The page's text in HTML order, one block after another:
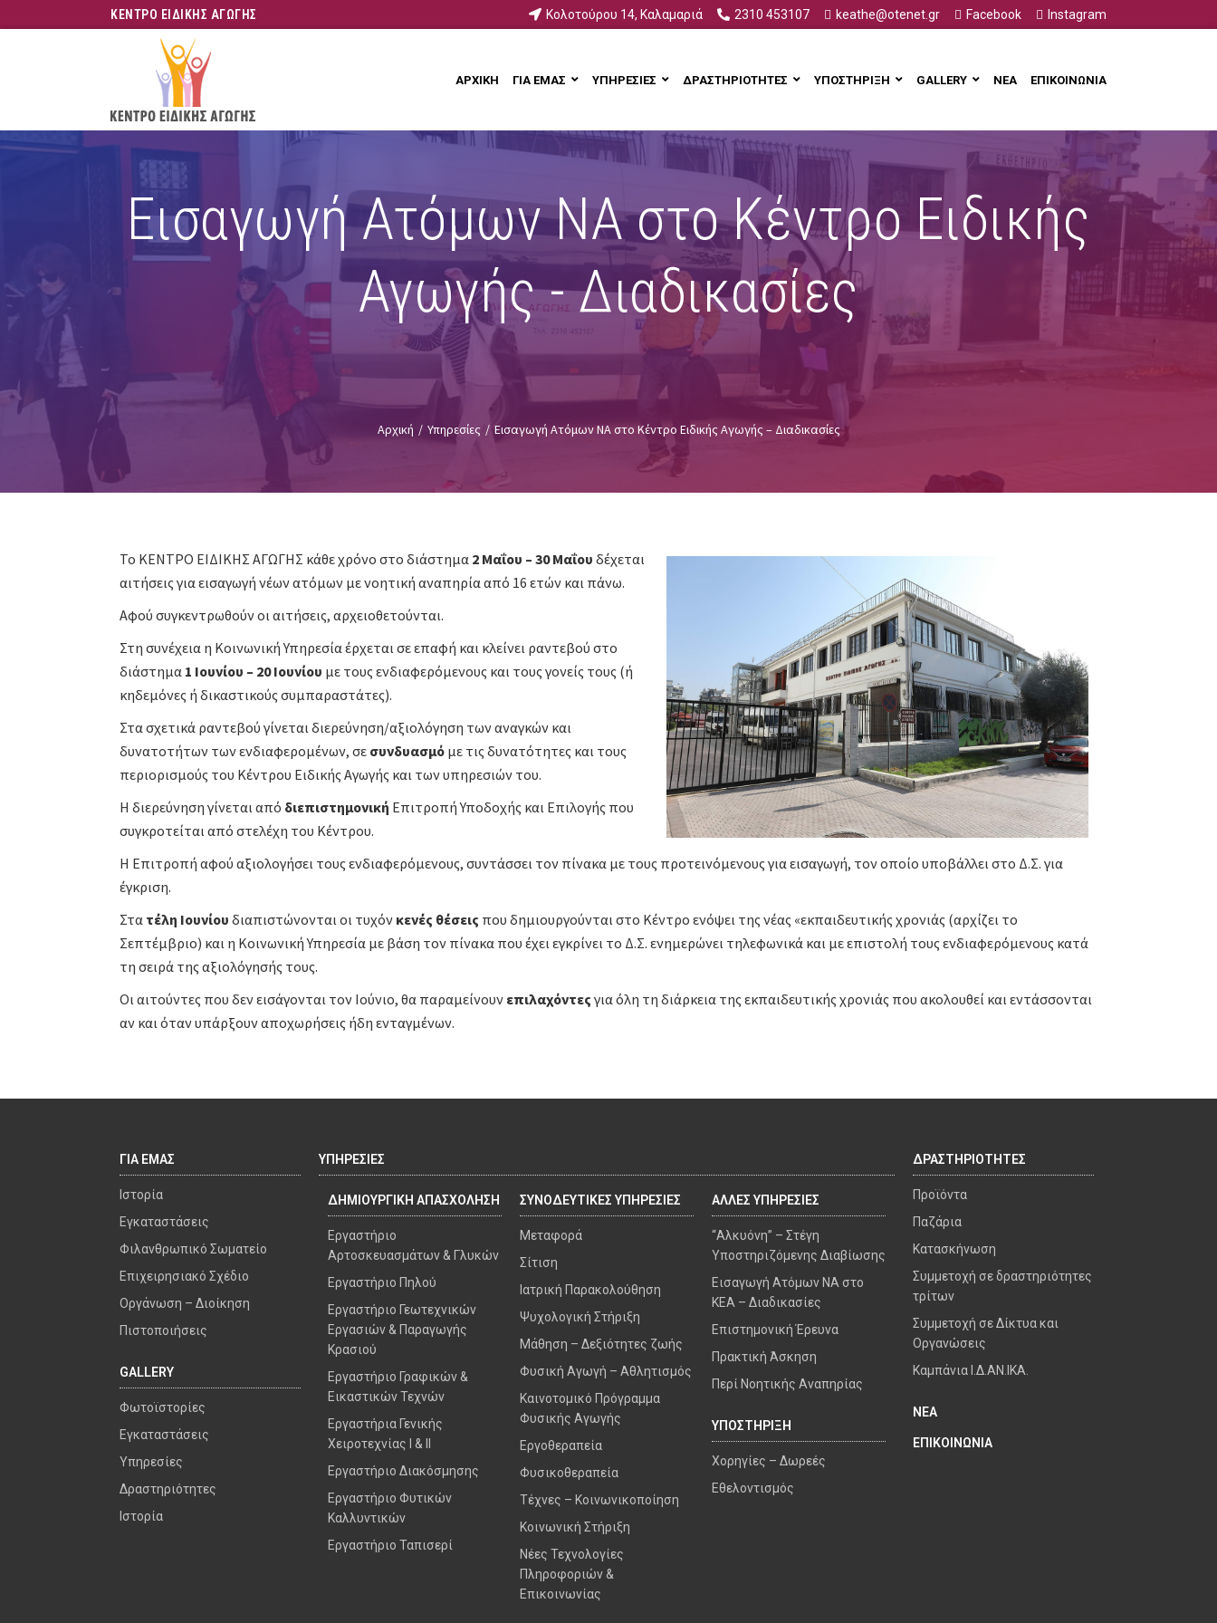
ΚΕΝΤΡΟ ΕΙΔΙΚΗΣ ΑΓΩΓΗΣ Κολοτούρου 14, Καλαμαριά 2310 453107 keathe@otenet.gr Facebook Instagram
ΑΡΧΙΚΗ ΓΙΑ ΕΜΑΣ ΥΠΗΡΕΣΙΕΣ ΔΡΑΣΤΗΡΙΟΤΗΤΕΣ ΥΠΟΣΤΗΡΙΞΗ GALLERY ΝΕΑ ΕΠΙΚΟΙΝΩΝΙΑ
Εισαγωγή Ατόμων ΝΑ στο Κέντρο Ειδικής
Αγωγής - Διαδικασίες
Αρχική / Υπηρεσίες / Εισαγωγή Ατόμων ΝΑ στο Κέντρο Ειδικής Αγωγής – Διαδικασίες
Το ΚΕΝΤΡΟ ΕΙΔΙΚΗΣ ΑΓΩΓΗΣ κάθε χρόνο στο διάστημα 2 Μαΐου – 30 Μαΐου δέχεται
αιτήσεις για εισαγωγή νέων ατόμων με νοητική αναπηρία από 16 ετών και πάνω.
Αφού συγκεντρωθούν οι αιτήσεις, αρχειοθετούνται.
Στη συνέχεια η Κοινωνική Υπηρεσία έρχεται σε επαφή και κλείνει ραντεβού στο
διάστημα 1 Ιουνίου – 20 Ιουνίου με τους ενδιαφερόμενους και τους γονείς τους (ή
κηδεμόνες ή δικαστικούς συμπαραστάτες).
Στα σχετικά ραντεβού γίνεται διερεύνηση/αξιολόγηση των αναγκών και
δυνατοτήτων των ενδιαφερομένων, σε συνδυασμό με τις δυνατότητες και τους
περιορισμούς του Κέντρου Ειδικής Αγωγής και των υπηρεσιών του.
Η διερεύνηση γίνεται από διεπιστημονική Επιτροπή Υποδοχής και Επιλογής που
συγκροτείται από στελέχη του Κέντρου.
Η Επιτροπή αφού αξιολογήσει τους ενδιαφερόμενους, συντάσσει τον πίνακα με τους προτεινόμενους για εισαγωγή, τον οποίο υποβάλλει στο Δ.Σ. για
έγκριση.
Στα τέλη Ιουνίου διαπιστώνονται οι τυχόν κενές θέσεις που δημιουργούνται στο Κέντρο ενόψει της νέας «εκπαιδευτικής χρονιάς (αρχίζει το
Σεπτέμβριο) και η Κοινωνική Υπηρεσία με βάση τον πίνακα που έχει εγκρίνει το Δ.Σ. ενημερώνει τηλεφωνικά και με επιστολή τους ενδιαφερόμενους κατά
τη σειρά της αξιολόγησής τους.
Οι αιτούντες που δεν εισάγονται τον Ιούνιο, θα παραμείνουν επιλαχόντεςγια όλη τη διάρκεια της εκπαιδευτικής χρονιάς που ακολουθεί και εντάσσονται
αν και όταν υπάρξουν αποχωρήσεις ήδη ενταγμένων.
ΓΙΑ ΕΜΑΣ
Ιστορία
Εγκαταστάσεις
Φιλανθρωπικό Σωματείο
Επιχειρησιακό Σχέδιο
Οργάνωση – Διοίκηση
Πιστοποιήσεις
GALLERY
Φωτοϊστορίες
Εγκαταστάσεις
Υπηρεσίες
Δραστηριότητες
Ιστορία
ΥΠΗΡΕΣΙΕΣ
ΔΗΜΙΟΥΡΓΙΚΗ ΑΠΑΣΧΟΛΗΣΗ
Εργαστήριο
Αρτοσκευασμάτων & Γλυκών
Εργαστήριο Πηλού
Εργαστήριο Γεωτεχνικών
Εργασιών & Παραγωγής
Κρασιού
Εργαστήριο Γραφικών &
Εικαστικών Τεχνών
Εργαστήρια Γενικής
Χειροτεχνίας I & II
Εργαστήριο Διακόσμησης
Εργαστήριο Φυτικών
Καλλυντικών
Εργαστήριο Ταπισερί
ΣΥΝΟΔΕΥΤΙΚΕΣ ΥΠΗΡΕΣΙΕΣ
Μεταφορά
Σίτιση
Ιατρική Παρακολούθηση
Ψυχολογική Στήριξη
Μάθηση – Δεξιότητες ζωής
Φυσική Αγωγή – Αθλητισμός
Καινοτομικό Πρόγραμμα
Φυσικής Αγωγής
Εργοθεραπεία
Φυσικοθεραπεία
Τέχνες – Κοινωνικοποίηση
Κοινωνική Στήριξη
Νέες Τεχνολογίες
Πληροφοριών &
Επικοινωνίας
ΑΛΛΕΣ ΥΠΗΡΕΣΙΕΣ
“Αλκυόνη” – Στέγη
Υποστηριζόμενης Διαβίωσης
Εισαγωγή Ατόμων ΝΑ στο
ΚΕΑ – Διαδικασίες
Επιστημονική Έρευνα
Πρακτική Άσκηση
Περί Νοητικής Αναπηρίας
ΥΠΟΣΤΗΡΙΞΗ
Χορηγίες – Δωρεές
Εθελοντισμός
ΔΡΑΣΤΗΡΙΟΤΗΤΕΣ
Προϊόντα
Παζάρια
Κατασκήνωση
Συμμετοχή σε δραστηριότητες
τρίτων
Συμμετοχή σε Δίκτυα και
Οργανώσεις
Καμπάνια Ι.Δ.ΑΝ.ΙΚΑ.
ΝΕΑ
ΕΠΙΚΟΙΝΩΝΙΑ